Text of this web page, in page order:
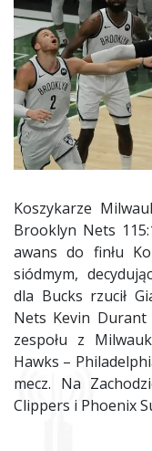
Koszykarze
Brooklyn Nets
awans do finłu
siódmym,
dla Bucks rzucił
Nets Kevin Durant
zespołu z
Hawks –
mecz. Na
Clippers i Phoenix